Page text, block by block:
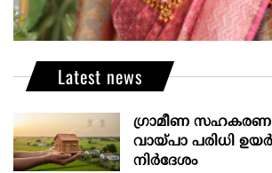
Latest news
ഗ്രാമീണ
വായ്പാ പരിധി
നിർദേശം